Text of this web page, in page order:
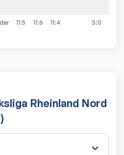
11:5 11:6 11:4 3:0
Rheinland Nord